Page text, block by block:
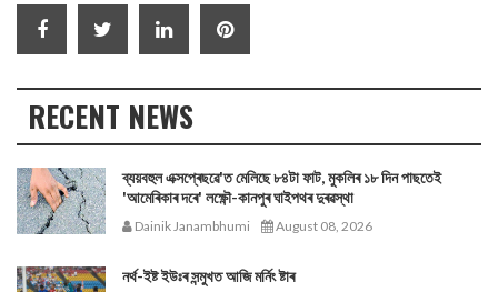
RECENT NEWS
ব্যয়বহুল এক্সপ্ৰেছৱে'ত মেলিছে ৮৪টা ফাট, মুকলিৰ ১৮ দিন পাছতেই
'আমেৰিকাৰ দৰে' লক্ষ্ণৌ-কানপুৰ ঘাইপথৰ দুৰৱস্থা
Dainik Janambhumi August 08, 2026
নর্থ-ইষ্ট ইউঃৰ সন্মুখত আজি মর্নিং ষ্টাৰ